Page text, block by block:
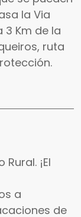
la Via
3 Km de la
ruta
¡El
a
de